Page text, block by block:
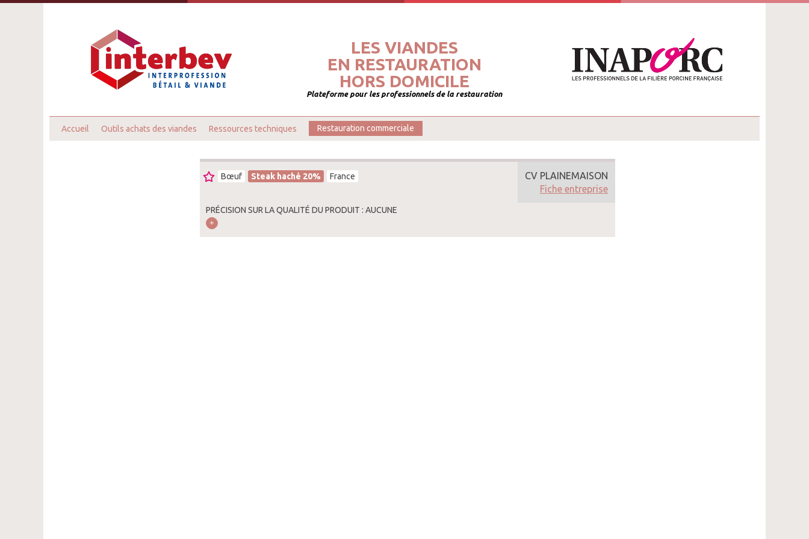
LES VIANDES
EN RESTAURATION
HORS DOMICILE
Plateforme pour les professionnels de la restauration
Accueil Outils achats des viandes Ressources techniques Restauration commerciale
Bœuf Steak haché 20% France
PRÉCISION SUR LA QUALITÉ DU PRODUIT : AUCUNE
CV PLAINEMAISON
Fiche entreprise